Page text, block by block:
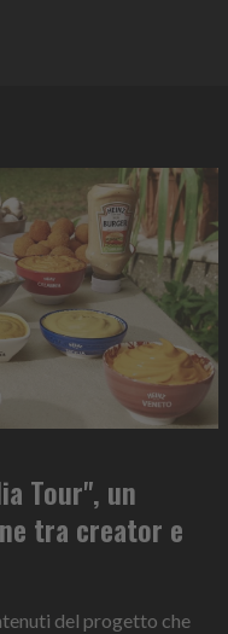
Tour", un
tra creator e
del progetto che